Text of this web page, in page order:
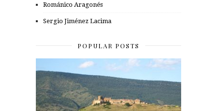
Románico Aragonés
Sergio Jiménez Lacima
POPULAR POSTS